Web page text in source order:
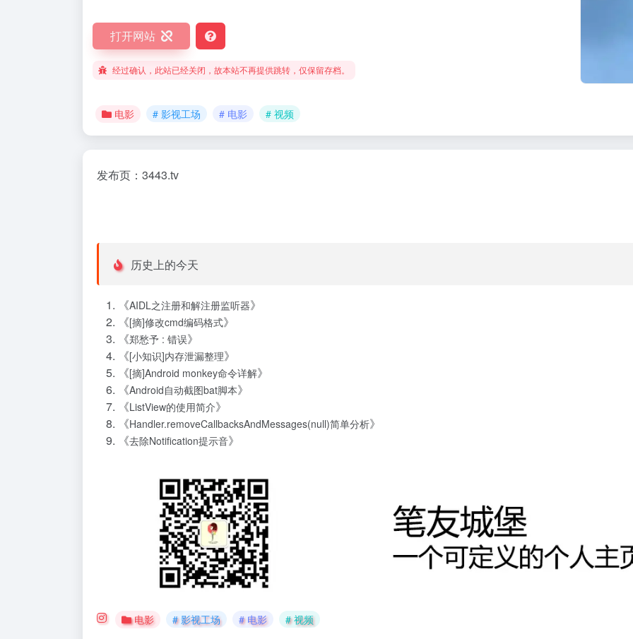
打开网站
经过确认，此站已经关闭，故本站不再提供跳转，仅保留存档。
电影 # 影视工场 # 电影 # 视频
发布页：3443.tv
历史上的今天
《AIDL之注册和解注册监听器》
《[摘]修改cmd编码格式》
《郑愁予 : 错误》
《[小知识]内存泄漏整理》
《[摘]Android monkey命令详解》
《Android自动截图bat脚本》
《ListView的使用简介》
《Handler.removeCallbacksAndMessages(null)简单分析》
《去除Notification提示音》
电影 # 影视工场 # 电影 # 视频